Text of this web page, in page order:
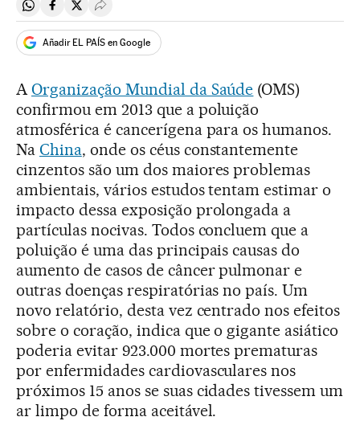
Compartir en Whatsapp
Compartir en Facebook
Compartir en Twitter
Desplegar Redes Sociales
Añadir EL PAÍS en Google
A Organização Mundial da Saúde (OMS)
confirmou em 2013 que a poluição
atmosférica é cancerígena para os humanos.
Na China, onde os céus constantemente
cinzentos são um dos maiores problemas
ambientais, vários estudos tentam estimar o
impacto dessa exposição prolongada a
partículas nocivas. Todos concluem que a
poluição é uma das principais causas do
aumento de casos de câncer pulmonar e
outras doenças respiratórias no país. Um
novo relatório, desta vez centrado nos efeitos
sobre o coração, indica que o gigante asiático
poderia evitar 923.000 mortes prematuras
por enfermidades cardiovasculares nos
próximos 15 anos se suas cidades tivessem um
ar limpo de forma aceitável.